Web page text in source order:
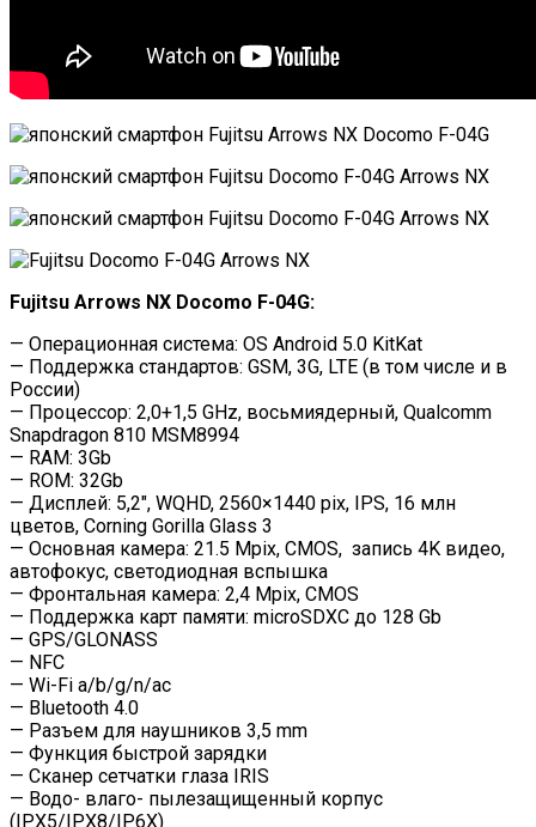
Fujitsu Arrows NX Docomo F-04G:
— Операционная система: OS Android 5.0 KitKat
— Поддержка стандартов: GSM, 3G, LTE (в том числе и в
России)
— Процессор: 2,0+1,5 GHz, восьмиядерный, Qualcomm
Snapdragon 810 MSM8994
— RAM: 3Gb
— ROM: 32Gb
— Дисплей: 5,2″, WQHD, 2560×1440 pix, IPS, 16 млн
цветов, Corning Gorilla Glass 3
— Основная камера: 21.5 Mpix, CMOS, запись 4K видео,
автофокус, светодиодная вспышка
— Фронтальная камера: 2,4 Mpix, CMOS
— Поддержка карт памяти: microSDXC до 128 Gb
— GPS/GLONASS
— NFC
— Wi-Fi a/b/g/n/ac
— Bluetooth 4.0
— Разъем для наушников 3,5 mm
— Функция быстрой зарядки
— Сканер сетчатки глаза IRIS
— Водо- влаго- пылезащищенный корпус
(IPX5/IPX8/IP6X)